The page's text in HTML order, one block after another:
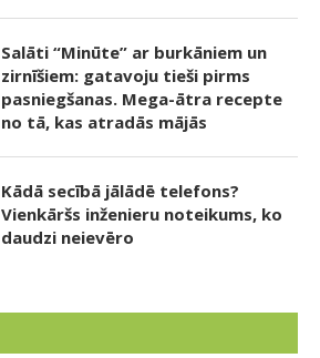
Salāti “Minūte” ar burkāniem un
zirnīšiem: gatavoju tieši pirms
pasniegšanas. Mega-ātra recepte
no tā, kas atradās mājās
Kādā secībā jālādē telefons?
Vienkāršs inženieru noteikums, ko
daudzi neievēro